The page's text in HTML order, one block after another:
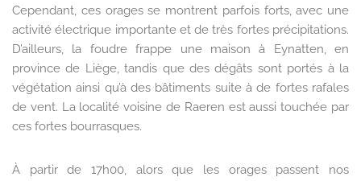
Cependant, ces orages se montrent parfois forts, avec une
activité électrique importante et de très fortes précipitations.
D’ailleurs, la foudre frappe une maison à Eynatten, en
province de Liège, tandis que des dégâts sont portés à la
végétation ainsi qu’à des bâtiments suite à de fortes rafales
de vent. La localité voisine de Raeren est aussi touchée par
ces fortes bourrasques.
À partir de 17h00, alors que les orages passent nos